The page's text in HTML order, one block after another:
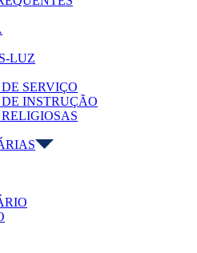
LUZ
SERVIÇO
INSTRUÇÃO